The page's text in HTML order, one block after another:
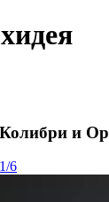
Колибри и